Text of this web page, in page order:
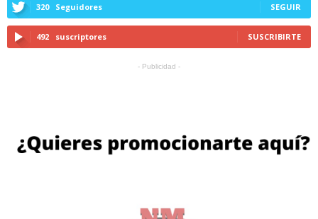
320 Seguidores SEGUIR
492 suscriptores SUSCRIBIRTE
- Publicidad -